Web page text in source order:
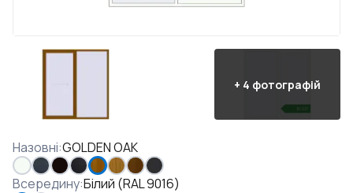
+ 4 фотографій
Назовні:GOLDEN OAK
Всередину:Білий (RAL 9016)